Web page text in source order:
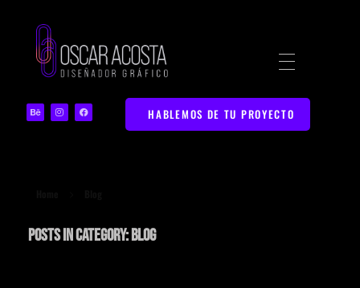
Diseñador Gráfico | Portafolio Web Creativo
Portafolio de Diseño Gráfico y Marketing Digital en Bucaramanga
HABLEMOS DE TU PROYECTO
Posts in category: Blog